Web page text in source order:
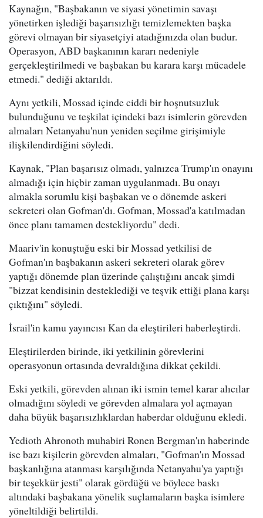
Kaynağın, "Başbakanın ve siyasi yönetimin savaşı
yönetirken işlediği başarısızlığı temizlemekten başka
görevi olmayan bir siyasetçiyi atadığınızda olan budur.
Operasyon, ABD başkanının kararı nedeniyle
gerçekleştirilmedi ve başbakan bu karara karşı mücadele
etmedi." dediği aktarıldı.
Aynı yetkili, Mossad içinde ciddi bir hoşnutsuzluk
bulunduğunu ve teşkilat içindeki bazı isimlerin görevden
almaları Netanyahu'nun yeniden seçilme girişimiyle
ilişkilendirdiğini söyledi.
Kaynak, "Plan başarısız olmadı, yalnızca Trump'ın onayını
almadığı için hiçbir zaman uygulanmadı. Bu onayı
almakla sorumlu kişi başbakan ve o dönemde askeri
sekreteri olan Gofman'dı. Gofman, Mossad'a katılmadan
önce planı tamamen destekliyordu" dedi.
Maariv'in konuştuğu eski bir Mossad yetkilisi de
Gofman'ın başbakanın askeri sekreteri olarak görev
yaptığı dönemde plan üzerinde çalıştığını ancak şimdi
"bizzat kendisinin desteklediği ve teşvik ettiği plana karşı
çıktığını" söyledi.
İsrail'in kamu yayıncısı Kan da eleştirileri haberleştirdi.
Eleştirilerden birinde, iki yetkilinin görevlerini
operasyonun ortasında devraldığına dikkat çekildi.
Eski yetkili, görevden alınan iki ismin temel karar alıcılar
olmadığını söyledi ve görevden almalara yol açmayan
daha büyük başarısızlıklardan haberdar olduğunu ekledi.
Yedioth Ahronoth muhabiri Ronen Bergman'ın haberinde
ise bazı kişilerin görevden almaları, "Gofman'ın Mossad
başkanlığına atanması karşılığında Netanyahu'ya yaptığı
bir teşekkür jesti" olarak gördüğü ve böylece baskı
altındaki başbakana yönelik suçlamaların başka isimlere
yöneltildiği belirtildi.